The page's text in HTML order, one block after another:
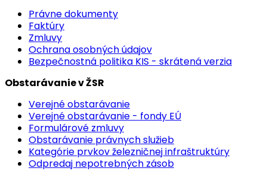
Právne dokumenty
Faktúry
Zmluvy
Ochrana osobných údajov
Bezpečnostná politika KIS - skrátená verzia
Obstarávanie v ŽSR
Verejné obstarávanie
Verejné obstarávanie - fondy EÚ
Formulárové zmluvy
Obstarávanie právnych služieb
Kategórie prvkov železničnej infraštruktúry
Odpredaj nepotrebných zásob